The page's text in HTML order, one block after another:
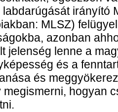
labdarúgását irányító
MLSZ)
azonban
jelenség lenne a
és a
és
megismerni, hogyan